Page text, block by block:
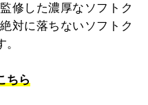
修した濃厚なソフトク
対に落ちないソフトク
ちら